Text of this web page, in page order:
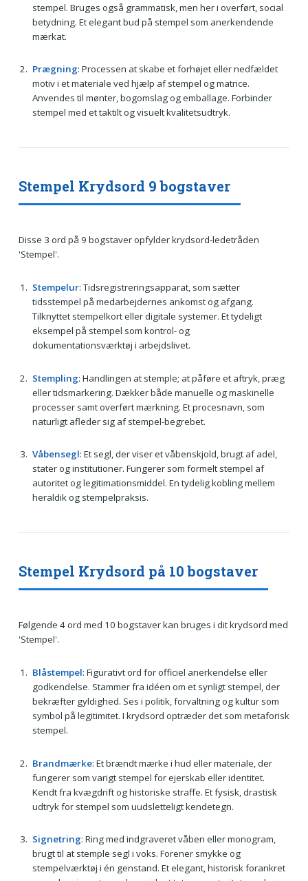
stempel. Bruges også grammatisk, men her i overført, social
betydning. Et elegant bud på stempel som anerkendende
mærkat.
Prægning: Processen at skabe et forhøjet eller nedfældet
motiv i et materiale ved hjælp af stempel og matrice.
Anvendes til mønter, bogomslag og emballage. Forbinder
stempel med et taktilt og visuelt kvalitetsudtryk.
Stempel Krydsord 9 bogstaver
Disse 3 ord på 9 bogstaver opfylder krydsord-ledetråden
'Stempel'.
Stempelur: Tidsregistreringsapparat, som sætter
tidsstempel på medarbejdernes ankomst og afgang.
Tilknyttet stempelkort eller digitale systemer. Et tydeligt
eksempel på stempel som kontrol- og
dokumentationsværktøj i arbejdslivet.
Stempling: Handlingen at stemple; at påføre et aftryk, præg
eller tidsmarkering. Dækker både manuelle og maskinelle
processer samt overført mærkning. Et procesnavn, som
naturligt afleder sig af stempel-begrebet.
Våbensegl: Et segl, der viser et våbenskjold, brugt af adel,
stater og institutioner. Fungerer som formelt stempel af
autoritet og legitimationsmiddel. En tydelig kobling mellem
heraldik og stempelpraksis.
Stempel Krydsord på 10 bogstaver
Følgende 4 ord med 10 bogstaver kan bruges i dit krydsord med
'Stempel'.
Blåstempel: Figurativt ord for officiel anerkendelse eller
godkendelse. Stammer fra idéen om et synligt stempel, der
bekræfter gyldighed. Ses i politik, forvaltning og kultur som
symbol på legitimitet. I krydsord optræder det som metaforisk
stempel.
Brandmærke: Et brændt mærke i hud eller materiale, der
fungerer som varigt stempel for ejerskab eller identitet.
Kendt fra kvægdrift og historiske straffe. Et fysisk, drastisk
udtryk for stempel som uudsletteligt kendetegn.
Signetring: Ring med indgraveret våben eller monogram,
brugt til at stemple segl i voks. Forener smykke og
stempelværktøj i én genstand. Et elegant, historisk forankret